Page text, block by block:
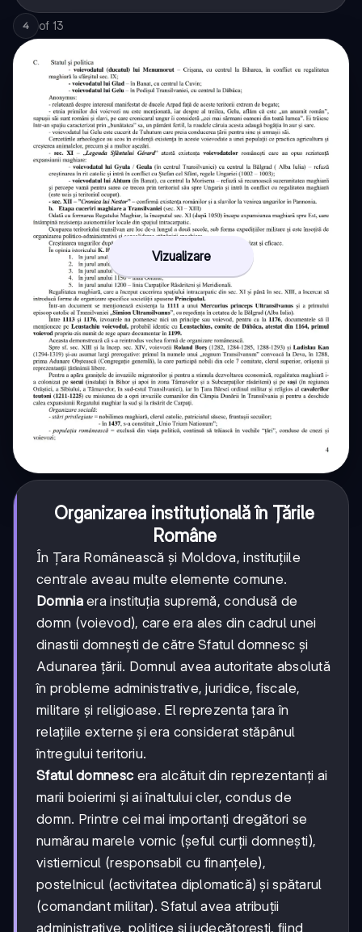
4 of 13
Vizualizare
Organizarea instituțională în Țările
Române
În Țara Românească și Moldova, instituțiile
centrale aveau multe elemente comune.
Domniaera instituția supremă, condusă de
domn (voievod), care era ales din cadrul unei
dinastii domnești de către Sfatul domnesc și
Adunarea țării. Domnul avea autoritate absolută
în probleme administrative, juridice, fiscale,
militare și religioase. El reprezenta țara în
relațiile externe și era considerat stăpânul
întregului teritoriu.
Sfatul domnesc era alcătuit din reprezentanți ai
marii boierimi și ai înaltului cler, condus de
domn. Printre cei mai importanți dregători se
numărau marele vornic (șeful curții domnești),
vistiernicul (responsabil cu finanțele),
postelnicul (activitatea diplomatică) și spătarul
(comandant militar). Sfatul avea atribuții
administrative, politice și judecătorești, fiind